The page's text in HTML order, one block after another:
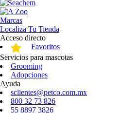
Marcas
Localiza Tu Tienda
Acceso directo
Favoritos
Servicios para mascotas
Grooming
Adopciones
Ayuda
sclientes@petco.com.mx
800 32 73 826
55 8897 3826